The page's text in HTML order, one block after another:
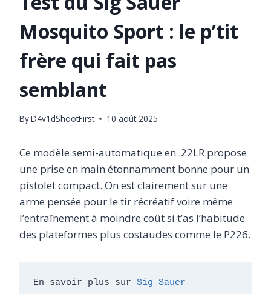
Mosquito Sport : le p’tit
frère qui fait pas
semblant
ByD4v1dShootFirst 10 août 2025
Ce modèle semi-automatique en .22LR propose
une prise en main étonnamment bonne pour un
pistolet compact. On est clairement sur une
arme pensée pour le tir récréatif voire même
l’entraînement à moindre coût si t’as l’habitude
des plateformes plus costaudes comme le P226.
En savoir plus sur Sig Sauer